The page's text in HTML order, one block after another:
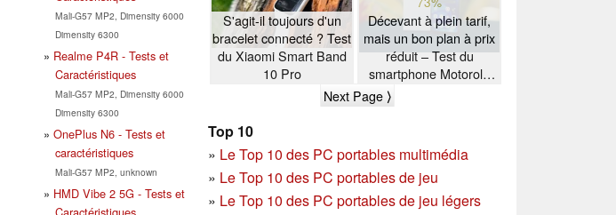
Mali-G57 MP2, Dimensity 6000
Dimensity 6300
Realme P4R - Tests et
Caractéristiques
Mali-G57 MP2, Dimensity 6000
Dimensity 6300
OnePlus N6 - Tests et
caractéristiques
Mali-G57 MP2, unknown
HMD Vibe 2 5G - Tests et
S'agit-il toujours d'un
bracelet connecté ? Test
du Xiaomi Smart Band
10 Pro
Décevant à plein tarif,
mais un bon plan à prix
réduit – Test du
smartphone Motorola
Next Page ⟩
Top 10
» Le Top 10 des PC portables multimédia
» Le Top 10 des PC portables de jeu
» Le Top 10 des PC portables de jeu légers